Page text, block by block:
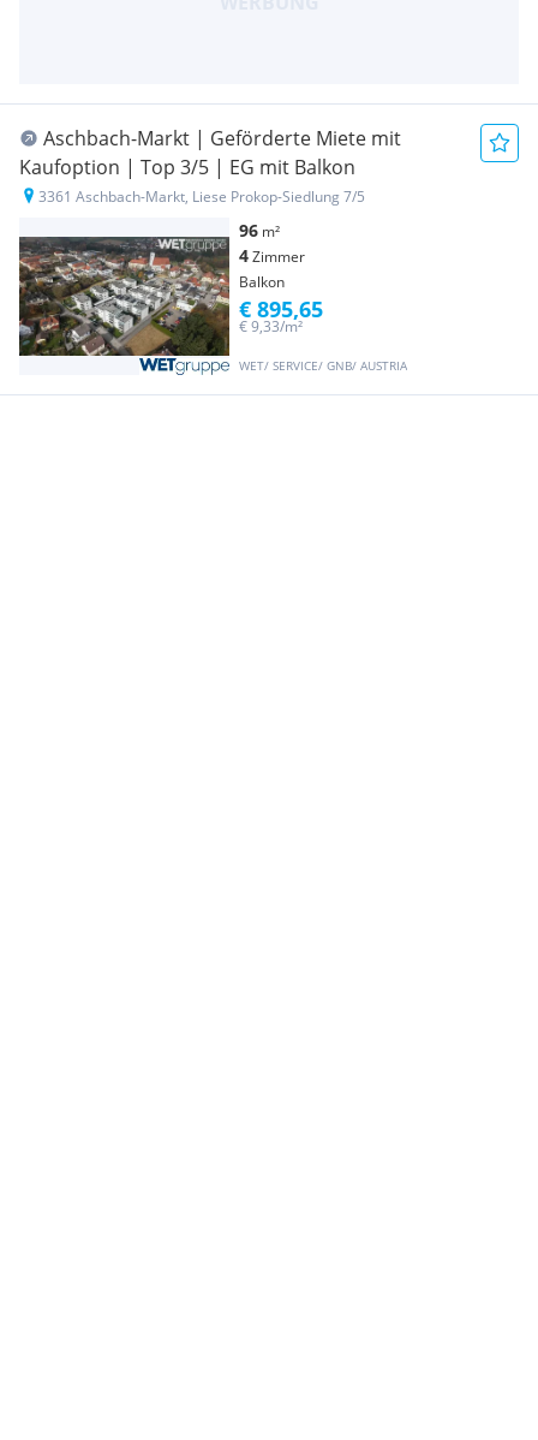
Aschbach-Markt | Geförderte Miete mit
Kaufoption | Top 3/5 | EG mit Balkon
3361 Aschbach-Markt, Liese Prokop-Siedlung 7/5
96 m²
4Zimmer
Balkon
WET/ SERVICE/ GNB/ AUSTRIA
€ 9,33/m²
€ 895,65